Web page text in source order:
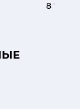
8 750 ₽